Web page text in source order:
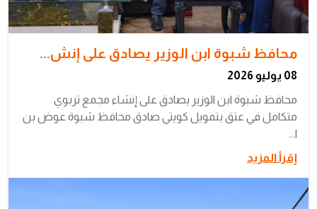
محافظ شبوة ابن الوزير يصادق على إنش...
08 يوليو 2026
محافظ شبوة ابن الوزير يصادق على إنشاء مجمع تربوي
متكامل في عتق بتمويل كويتي صادق محافظ شبوة عوض بن
ا...
إقرأ المزيد